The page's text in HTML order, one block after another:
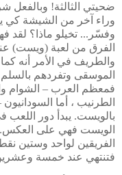
ضحيتي الثالثة!
وراء آخر من الشيشة كي
وفسّر... تخيلو ماذا؟ لقد
الفرق من لعبة (ويست)
والطريف في الأمر أنه
الموسقى وتفردهم
فمعظم العرب – الشوام
الطرنيب ، أما
بالويست. يبدأ دور اللعب
الويست فهي على العكس.
الفريقين لواحد وستين
فتنتهي عند خمسة